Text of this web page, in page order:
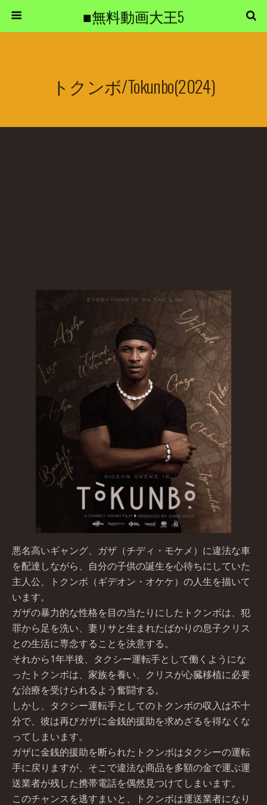
■無料動画大王5
トクンボ/Tokunbo(2024)
悪名高いギャング、ガザ（チディ・モケメ）に違法な車
を配達しながら、自分の子供の誕生を心待ちにしていた
主人公、トクンボ（ギデオン・オケケ）の人生を描いて
います。
ガザの暴力的な性格を目の当たりにしたトクンボは、犯
罪から足を洗い、妻リサと生まれたばかりの息子クリス
との生活に専念することを決意する。
それから1年半後、タクシー運転手として働くようにな
ったトクンボは、家族を養い、クリスが心臓移植に必要
な治療を受けられるよう奮闘する。
しかし、タクシー運転手としてのトクンボの収入は不十
分で、彼は再びガザに金銭的援助を求めざるを得なくな
ってしまいます。
ガザに金銭的援助を断られたトクンボはタクシーの運転
手に戻りますが、そこで違法な商品を多額の金で運ぶ運
送業者が残した携帯電話を偶然見つけてしまいます。
このチャンスを逃すまいと、トクンボは運送業者になり